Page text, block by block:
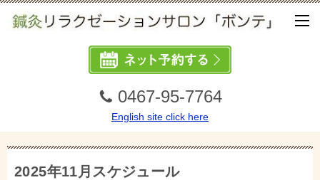
0467-95-7764
English site click here
2025年11月スケジュール